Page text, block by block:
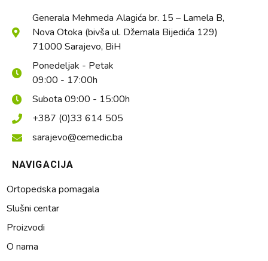
Generala Mehmeda Alagića br. 15 – Lamela B,
Nova Otoka (bivša ul. Džemala Bijedića 129)
71000 Sarajevo, BiH
Ponedeljak - Petak
09:00 - 17:00h
Subota 09:00 - 15:00h
+387 (0)33 614 505
sarajevo@cemedic.ba
NAVIGACIJA
Ortopedska pomagala
Slušni centar
Proizvodi
O nama